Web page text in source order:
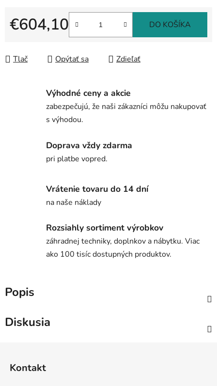
€604,10 DO KOŠÍKA
Tlač Opýtať sa Zdieľať
Výhodné ceny a akcie
zabezpečujú, že naši zákazníci môžu nakupovať
s výhodou.
Doprava vždy zdarma
pri platbe vopred.
Vrátenie tovaru do 14 dní
na naše náklady
Rozsiahly sortiment výrobkov
záhradnej techniky, doplnkov a nábytku. Viac
ako 100 tisíc dostupných produktov.
Popis
Diskusia
Kontakt